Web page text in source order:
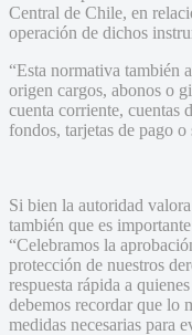
Central de Chile, en
operación de dichos
“Esta normativa también
origen cargos, abonos o
cuenta corriente, cuentas
fondos, tarjetas de pago
Si bien la autoridad
también que es
“Celebramos la
protección de nuestros
respuesta rápida a
debemos recordar que lo
medidas necesarias para